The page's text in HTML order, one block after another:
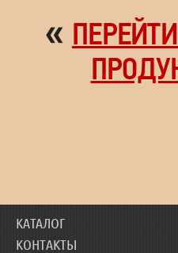
«
КАТАЛОГ
КОНТАКТЫ